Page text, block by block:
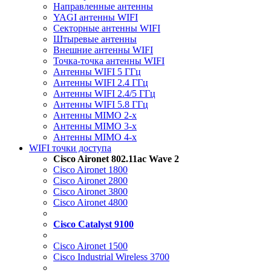
Направленные антенны
YAGI антенны WIFI
Секторные антенны WIFI
Штыревые антенны
Внешние антенны WIFI
Точка-точка антенны WIFI
Антенны WIFI 5 ГГц
Антенны WIFI 2.4 ГГц
Антенны WIFI 2.4/5 ГГц
Антенны WIFI 5.8 ГГц
Антенны MIMO 2-x
Антенны MIMO 3-x
Антенны MIMO 4-x
WIFI точки доступа
Cisco Aironet 802.11ac Wave 2
Cisco Aironet 1800
Cisco Aironet 2800
Cisco Aironet 3800
Cisco Aironet 4800
Cisco Catalyst 9100
Cisco Aironet 1500
Cisco Industrial Wireless 3700